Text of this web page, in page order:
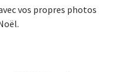
vos propres photos